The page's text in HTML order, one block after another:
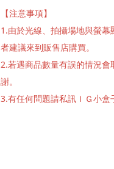
【注意事項】
1.由於光線、拍攝場地與螢
者建議來到販售店購買。
2.若遇商品數量有誤的情況
謝。
3.有任何問題請私訊ＩＧ小